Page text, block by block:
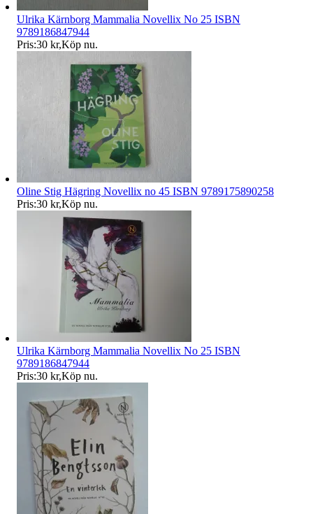
Ulrika Kärnborg Mammalia Novellix No 25 ISBN
9789186847944
Pris:30 kr,Köp nu.
Oline Stig Hägring Novellix no 45 ISBN 9789175890258
Pris:30 kr,Köp nu.
Ulrika Kärnborg Mammalia Novellix No 25 ISBN
9789186847944
Pris:30 kr,Köp nu.